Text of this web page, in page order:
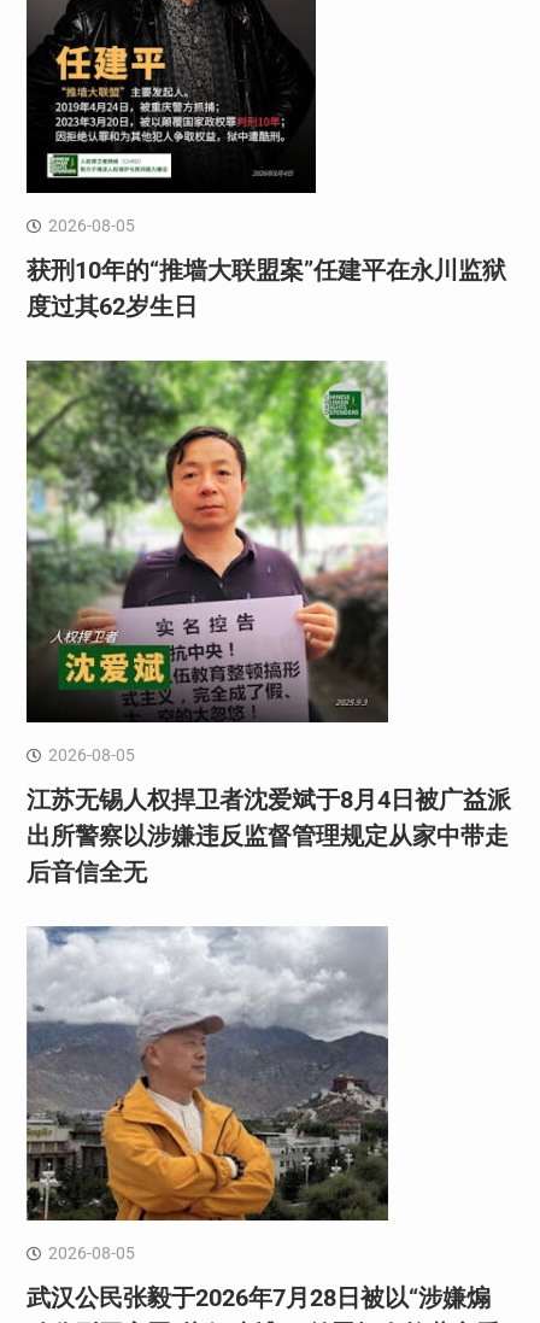
2026-08-05
获刑10年的“推墙大联盟案”任建平在永川监狱
度过其62岁生日
2026-08-05
江苏无锡人权捍卫者沈爱斌于8月4日被广益派
出所警察以涉嫌违反监督管理规定从家中带走
后音信全无
2026-08-05
武汉公民张毅于2026年7月28日被以“涉嫌煽